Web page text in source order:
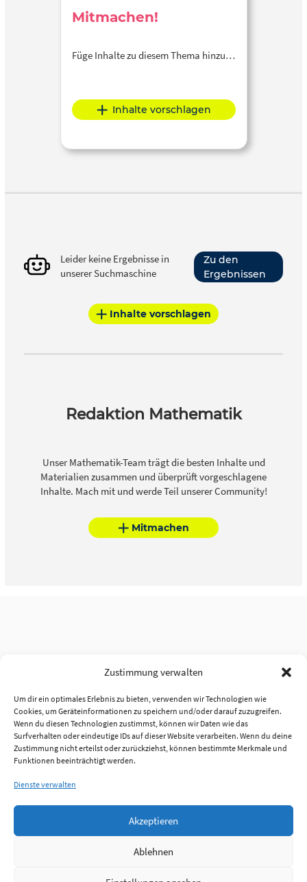
Zustimmung verwalten
Um dir ein optimales Erlebnis zu bieten, verwenden wir Technologien wie
Cookies, um Geräteinformationen zu speichern und/oder darauf zuzugreifen.
Wenn du diesen Technologien zustimmst, können wir Daten wie das
Surfverhalten oder eindeutige IDs auf dieser Website verarbeiten. Wenn du deine
Zustimmung nicht erteilst oder zurückziehst, können bestimmte Merkmale und
Funktionen beeinträchtigt werden.
Dienste verwalten
Akzeptieren
Ablehnen
Mitmachen!
Füge Inhalte zu diesem Thema hinzu…
Inhalte vorschlagen
Leider keine Ergebnisse in
unserer Suchmaschine
Zu den
Ergebnissen
Inhalte vorschlagen
Redaktion Mathematik
Unser Mathematik-Team trägt die besten Inhalte und
Materialien zusammen und überprüft vorgeschlagene
Inhalte. Mach mit und werde Teil unserer Community!
Mitmachen